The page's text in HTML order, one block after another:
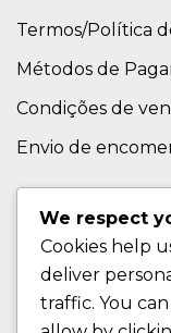
Termos/Política
Métodos de
Condições de
Envio de
Contactos
Sobre nos
We respect
Cookies help
deliver
traffic. You